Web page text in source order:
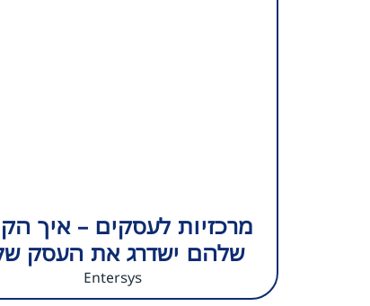
מרכזיות לעסקים – איך
שלהם ישדרג את העסק
Entersys